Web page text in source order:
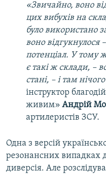
«Звичайно, воно
цих вибухів на
було використано
воно
потенціал. У тому
є такі ж склади, –
стані, – і там
інструктор
живим» Андрій
артилеристів ЗСУ.
Одна з версій
резонансних випадках
диверсія. Але